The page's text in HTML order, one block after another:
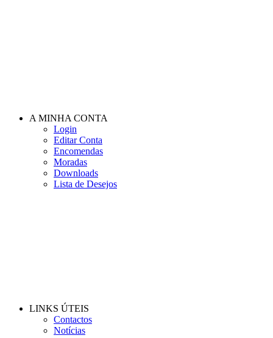
A MINHA CONTA
Login
Editar Conta
Encomendas
Moradas
Downloads
Lista de Desejos
LINKS ÚTEIS
Contactos
Notícias